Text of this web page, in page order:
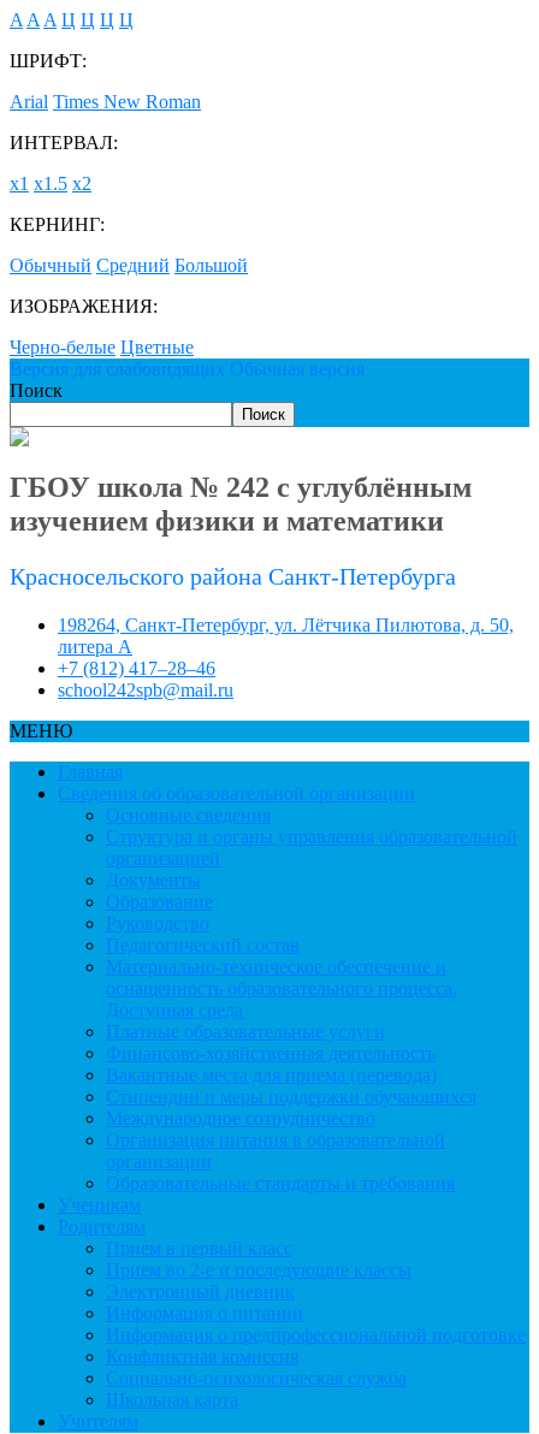
A A A Ц Ц Ц Ц
ШРИФТ:
Arial Times New Roman
ИНТЕРВАЛ:
х1 х1.5 х2
КЕРНИНГ:
Обычный Средний Большой
ИЗОБРАЖЕНИЯ:
Черно-белые Цветные
Версия для слабовидящих Обычная версия
Поиск
Поиск
ГБОУ школа № 242 с углублённым
изучением физики и математики
Красносельского района Санкт-Петербурга
198264, Санкт-Петербург, ул. Лётчика Пилютова, д. 50,
литера А
+7 (812) 417–28–46
school242spb@mail.ru
МЕНЮ
Главная
Сведения об образовательной организации
Основные сведения
Структура и органы управления образовательной
организацией
Документы
Образование
Руководство
Педагогический состав
Материально-техническое обеспечение и
оснащенность образовательного процесса.
Доступная среда
Платные образовательные услуги
Финансово-хозяйственная деятельность
Вакантные места для приема (перевода)
Стипендии и меры поддержки обучающихся
Международное сотрудничество
Организация питания в образовательной
организации
Образовательные стандарты и требования
Ученикам
Родителям
Прием в первый класс
Прием во 2-е и последующие классы
Электронный дневник
Информация о питании
Информация о предпрофессиональной подготовке
Конфликтная комиссия
Социально-психологическая служба
Школьная карта
Учителям